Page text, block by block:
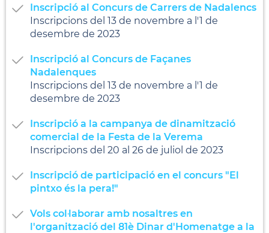
Inscripció al Concurs de Carrers de Nadalencs
Inscripcions del 13 de novembre a l'1 de
desembre de 2023
Inscripció al Concurs de Façanes
Nadalenques
Inscripcions del 13 de novembre a l'1 de
desembre de 2023
Inscripció a la campanya de dinamització
comercial de la Festa de la Verema
Inscripcions del 20 al 26 de juliol de 2023
Inscripció de participació en el concurs "El
pintxo és la pera!"
Vols col·laborar amb nosaltres en
l'organització del 81è Dinar d'Homenatge a la